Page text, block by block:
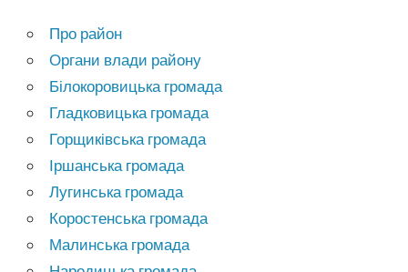
Про район
Органи влади району
Білокоровицька громада
Гладковицька громада
Горщиківська громада
Іршанська громада
Лугинська громада
Коростенська громада
Малинська громада